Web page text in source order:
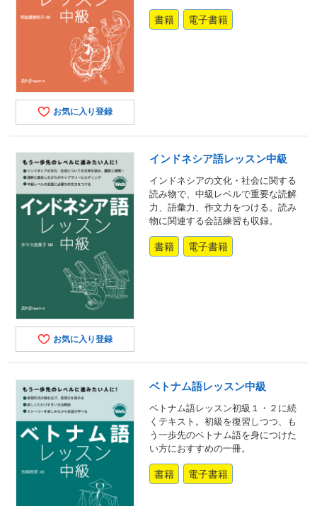
お気に入り登録
書籍 電子書籍
お気に入り登録
インドネシア語レッスン中級
インドネシアの文化・社会に関する
読み物で、中級レベルで重要な読解
力、語彙力、作文力をつける。読み
物に関連する会話練習も収録。
書籍 電子書籍
ベトナム語レッスン中級
ベトナム語レッスン初級１・２に続
くテキスト。初級を復習しつつ、も
う一歩先のベトナム語を身につけた
い方におすすめの一冊。
書籍 電子書籍